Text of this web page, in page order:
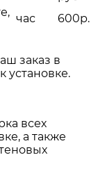
час
600р.
заказ в
установке.
всех
а также